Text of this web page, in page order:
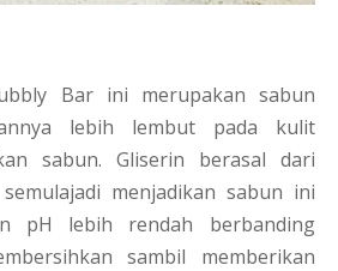
Bar ini merupakan sabun
lebih lembut pada kulit
sabun. Gliserin berasal dari
menjadikan sabun ini
pH lebih rendah berbanding
sambil memberikan